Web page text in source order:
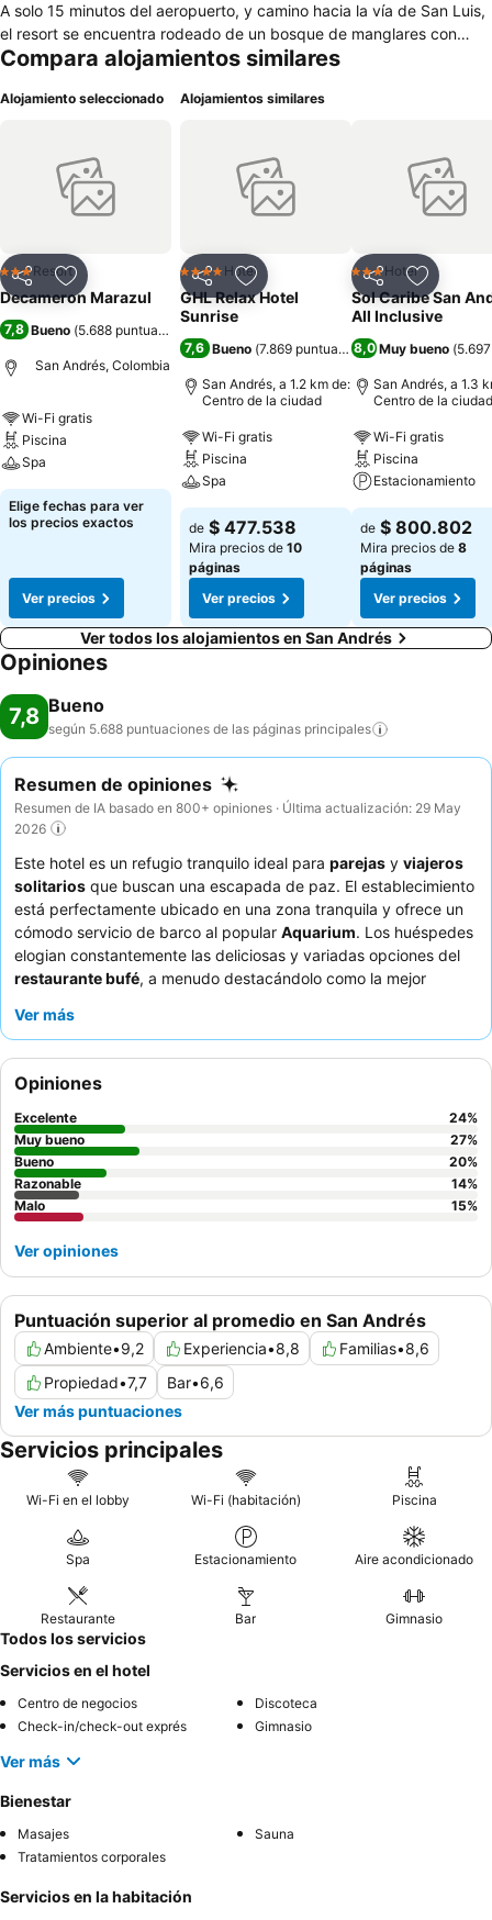
A solo 15 minutos del aeropuerto, y camino hacia la vía de San Luis,
el resort se encuentra rodeado de un bosque de manglares con
playa privada de arena blanca y un deslumbrante mar teñido de
zonas verdes dispuestas para los huéspedes. Desde allí, podrás
a 5 minutos también está Rocky Cay, playa y único cayo rocoso,
donde cuenta con un exclusivo club para que sigas bronceando tus
vacaciones en diversos lugares de la isla.
Compara alojamientos similares
Alojamiento seleccionado
CompartirAgregar a favoritos
3 Estrellas
Resort
Decameron Marazul
7,8 Bueno (5.688 puntuaciones
San Andrés, Colombia
Wi-Fi gratis
Piscina
Spa
Elige fechas para ver
los precios exactos
Ver precios
Alojamientos similares
CompartirAgregar a favoritos
4 EstrellasHotel
GHL Relax Hotel
Sunrise
7,6 Bueno (7.869 puntuaciones)
San Andrés, a 1.2 km de:
Centro de la ciudad
Wi-Fi gratis
Piscina
Spa
de $ 477.538
Mira precios de 10
páginas
Ver precios
CompartirAgregar
3 Estrellas
Hotel
Sol Caribe San
All Inclusive
8,0 Muy bueno (
San Andrés, a 1.3
Centro de la ciudad
Wi-Fi gratis
Piscina
Estacionamiento
de $ 800.802
Mira precios de 8
páginas
Ver precios
Ver todos los alojamientos en San Andrés
Opiniones
7,8 Bueno
según 5.688 puntuaciones de las páginas principales
Resumen de opiniones
Resumen de IA basado en 800+ opiniones · Última actualización: 29 May
2026
Este hotel es un refugio tranquilo ideal para parejas y viajeros
solitarios que buscan una escapada de paz. El establecimiento
está perfectamente ubicado en una zona tranquila y ofrece un
cómodo servicio de barco al popular Aquarium. Los huéspedes
elogian constantemente las deliciosas y variadas opciones del
restaurante bufé, a menudo destacándolo como la mejor
servicio del personal son una característica destacada que
aquellos que buscan acceso directo al océano, pueden visitar el
cercanoRocky Cay
Ver más
Puntuación superior al promedio en San Andrés
Ambiente•9,2 Experiencia•8,8 Familias•8,6
Propiedad•7,7 Bar•6,6
Ver más puntuaciones
Opiniones
Excelente 24%
Muy bueno
27%
Bueno
20%
Razonable
14%
Malo
15%
Ver opiniones
Servicios principales
Wi-Fi en el lobby Wi-Fi (habitación) Piscina
Spa Estacionamiento Aire acondicionado
Restaurante Bar Gimnasio
Todos los servicios
Servicios en el hotel
Centro de negocios
Discoteca
Check-in/check-out exprés
Gimnasio
Ver más
Bienestar
Masajes
Sauna
Tratamientos corporales
Servicios en la habitación